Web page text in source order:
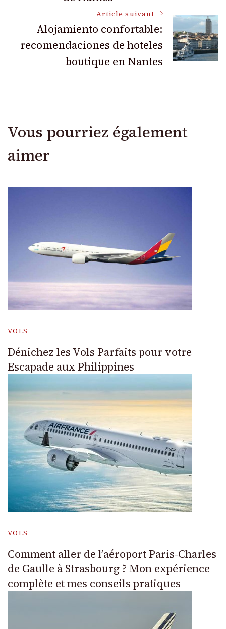
articles
Article suivant
Alojamiento confortable:
recomendaciones de hoteles
boutique en Nantes
Vous pourriez également
aimer
VOLS
Dénichez les Vols Parfaits pour votre
Escapade aux Philippines
VOLS
Comment aller de l’aéroport Paris-Charles
de Gaulle à Strasbourg ? Mon expérience
complète et mes conseils pratiques